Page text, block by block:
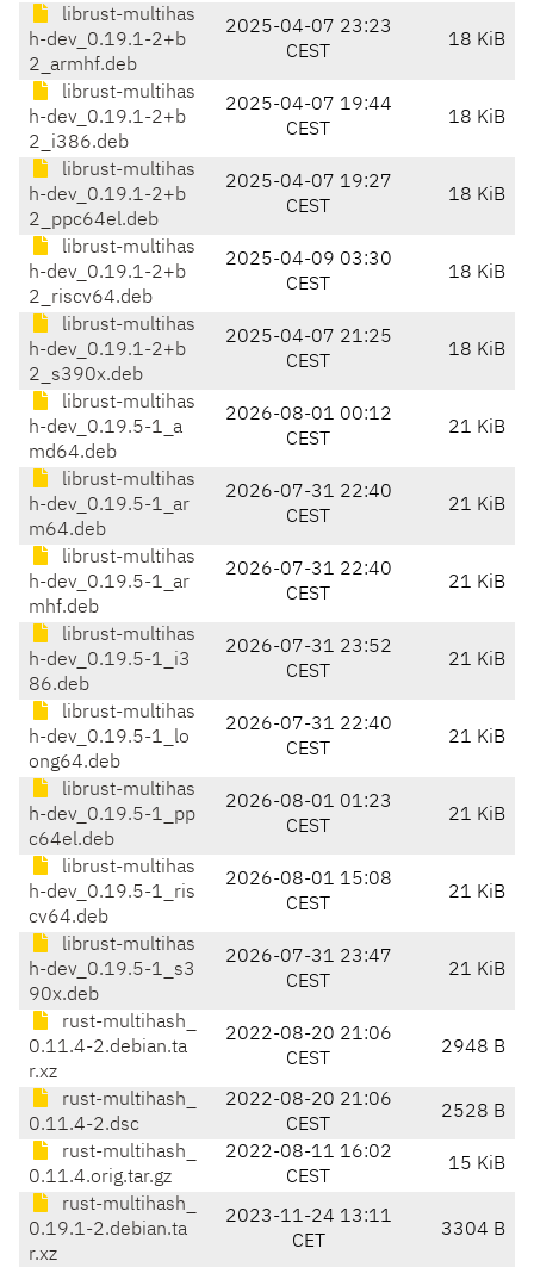
librust-multihas
h-dev_0.19.1-2+b
2_armhf.deb
2025-04-07 23:23
CEST
18 KiB
librust-multihas
h-dev_0.19.1-2+b
2_i386.deb
2025-04-07 19:44
CEST
18 KiB
librust-multihas
h-dev_0.19.1-2+b
2_ppc64el.deb
2025-04-07 19:27
CEST
18 KiB
librust-multihas
h-dev_0.19.1-2+b
2_riscv64.deb
2025-04-09 03:30
CEST
18 KiB
librust-multihas
h-dev_0.19.1-2+b
2_s390x.deb
2025-04-07 21:25
CEST
18 KiB
librust-multihas
h-dev_0.19.5-1_a
md64.deb
2026-08-01 00:12
CEST
21 KiB
librust-multihas
h-dev_0.19.5-1_ar
m64.deb
2026-07-31 22:40
CEST
21 KiB
librust-multihas
h-dev_0.19.5-1_ar
mhf.deb
2026-07-31 22:40
CEST
21 KiB
librust-multihas
h-dev_0.19.5-1_i3
86.deb
2026-07-31 23:52
CEST
21 KiB
librust-multihas
h-dev_0.19.5-1_lo
ong64.deb
2026-07-31 22:40
CEST
21 KiB
librust-multihas
h-dev_0.19.5-1_pp
c64el.deb
2026-08-01 01:23
CEST
21 KiB
librust-multihas
h-dev_0.19.5-1_ris
cv64.deb
2026-08-01 15:08
CEST
21 KiB
librust-multihas
h-dev_0.19.5-1_s3
90x.deb
2026-07-31 23:47
CEST
21 KiB
rust-multihash_
0.11.4-2.debian.ta
r.xz
2022-08-20 21:06
CEST
2948 B
rust-multihash_
0.11.4-2.dsc
2022-08-20 21:06
CEST
2528 B
rust-multihash_
0.11.4.orig.tar.gz
2022-08-11 16:02
CEST
15 KiB
rust-multihash_
0.19.1-2.debian.ta
r.xz
2023-11-24 13:11
CET
3304 B